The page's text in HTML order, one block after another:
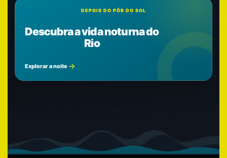
DEPOIS DO PÔR DO SOL
Descubra a vida noturna do
Rio
Explorar a noite